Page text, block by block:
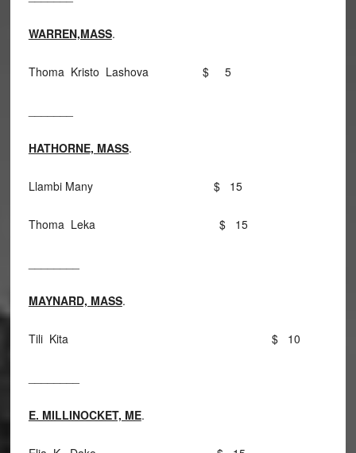
WARREN,MASS.
Thoma Kristo Lashova $ 5
HATHORNE, MASS.
Llambi Many $ 15
Thoma Leka $ 15
MAYNARD, MASS.
Tili Kita $ 10
E. MILLINOCKET, ME.